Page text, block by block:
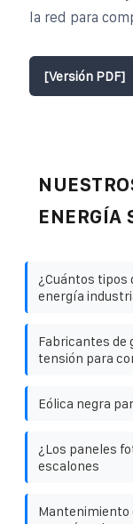
la red para
[Versión PDF]
ENERGÍA
¿Cuántos tipos
energía
Fabricantes de
tensión para
Eólica negra
¿Los paneles
escalones
Mantenimiento